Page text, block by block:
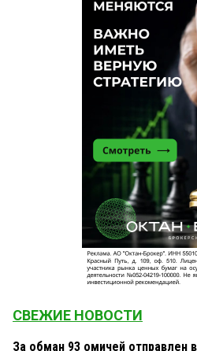
СВЕЖИЕ НОВОСТИ
За обман 93 омичей отправлен